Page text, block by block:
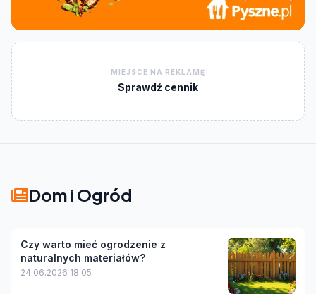
MIEJSCE NA REKLAMĘ
Sprawdź cennik
Dom i Ogród
Czy warto mieć ogrodzenie z
naturalnych materiałów?
24.06.2026 18:05